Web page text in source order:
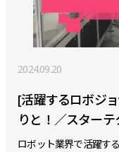
2024.09.20
[活躍するロボジ
りと！／スター
ロボット業界で活躍す